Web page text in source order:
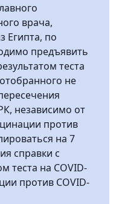
врача,
Египта, по
предъявить
теста
не
независимо от
против
на 7
справки с
теста на COVID-
против COVID-